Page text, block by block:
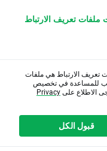
ملفات تعريف الارتباط
تعريف الارتباط هي ملفات
للمساعدة في تخصيص
الاطلاع علىPrivacy
قبول الكل